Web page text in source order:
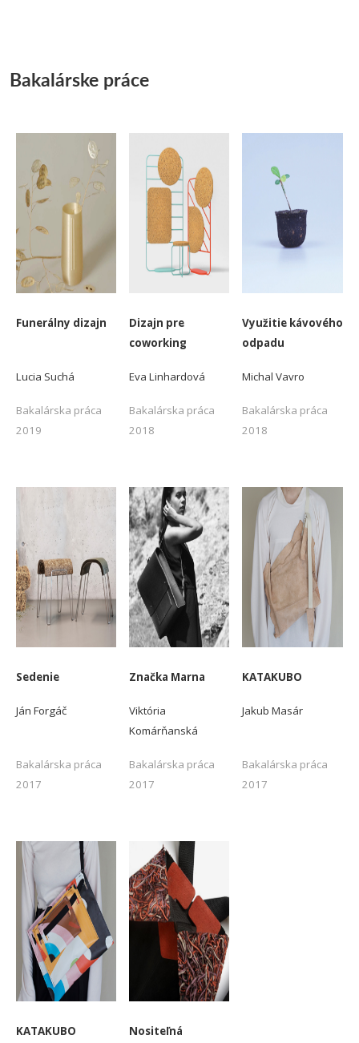
Bakalárske práce
Funerálny dizajn
Dizajn pre
coworking
Využitie kávového
odpadu
Lucia Suchá Eva Linhardová Michal Vavro
Bakalárska práca
2019
Bakalárska práca
2018
Bakalárska práca
2018
Sedenie Značka Marna KATAKUBO
Ján Forgáč
Viktória
Komárňanská
Jakub Masár
Bakalárska práca
2017
Bakalárska práca
2017
Bakalárska práca
2017
KATAKUBO
Nositeľná